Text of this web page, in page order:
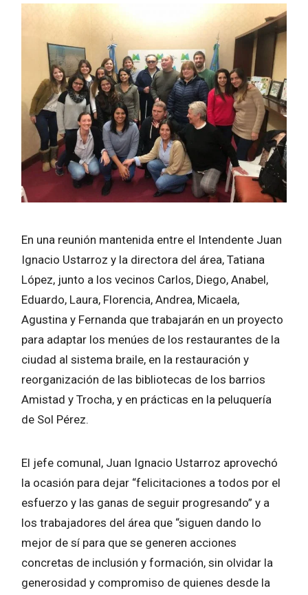
En una reunión mantenida entre el Intendente Juan
Ignacio Ustarroz y la directora del área, Tatiana
López, junto a los vecinos Carlos, Diego, Anabel,
Eduardo, Laura, Florencia, Andrea, Micaela,
Agustina y Fernanda que trabajarán en un proyecto
para adaptar los menúes de los restaurantes de la
ciudad al sistema braile, en la restauración y
reorganización de las bibliotecas de los barrios
Amistad y Trocha, y en prácticas en la peluquería
de Sol Pérez.
El jefe comunal, Juan Ignacio Ustarroz aprovechó
la ocasión para dejar “felicitaciones a todos por el
esfuerzo y las ganas de seguir progresando” y a
los trabajadores del área que “siguen dando lo
mejor de sí para que se generen acciones
concretas de inclusión y formación, sin olvidar la
generosidad y compromiso de quienes desde la